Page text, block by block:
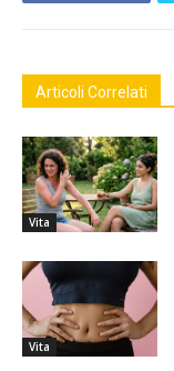
Articoli Correlati
Vita
Vita